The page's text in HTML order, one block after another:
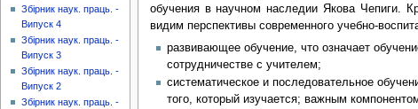
обучения в научном наследии Якова Чепиги.
видим перспективы современного учебно-
развивающее обучение, что означает
сотрудничестве с учителем;
систематическое и последовательное
того, который изучается; важным
Збірник наук. праць. -
Випуск 4
Збірник наук. праць. -
Випуск 3
Збірник наук. праць. -
Випуск 2
Збірник наук. праць. -